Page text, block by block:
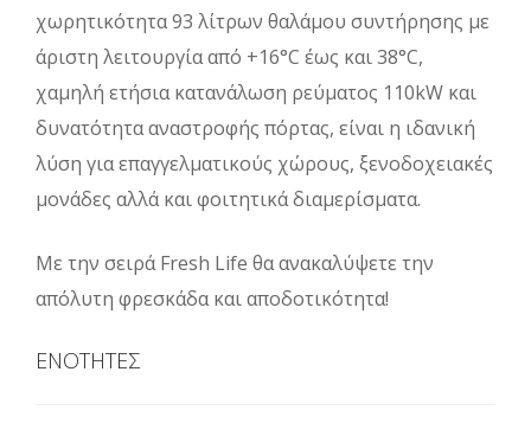
χωρητικότητα 93 λίτρων θαλάμου συντήρησης με
άριστη λειτουργία από +16°C έως και 38°C,
χαμηλή ετήσια κατανάλωση ρεύματος 110kW και
δυνατότητα αναστροφής πόρτας, είναι η ιδανική
λύση για επαγγελματικούς χώρους, ξενοδοχειακές
μονάδες αλλά και φοιτητικά διαμερίσματα.
Με την σειρά Fresh Life θα ανακαλύψετε την
απόλυτη φρεσκάδα και αποδοτικότητα!
ΕΝΟΤΗΤΕΣ